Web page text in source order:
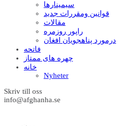
سيمينارها
قوانين ومقررات جديد
مقالات
راپور روزمره
درمورد پناهجويان افغان
فاتحه
چهره های ممتاز
خانه
Nyheter
Skriv till oss
info@afghanha.se